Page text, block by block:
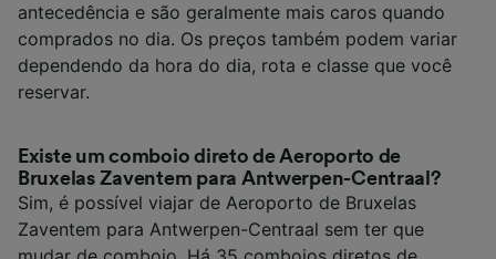
antecedência e são geralmente mais caros quando
comprados no dia. Os preços também podem variar
dependendo da hora do dia, rota e classe que você
reservar.
Existe um comboio direto de Aeroporto de
Bruxelas Zaventem para Antwerpen-Centraal?
Sim, é possível viajar de Aeroporto de Bruxelas
Zaventem para Antwerpen-Centraal sem ter que